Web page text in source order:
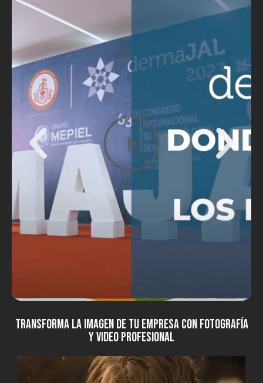
TRANSFORMA LA IMAGEN DE TU EMPRESA CON FOTOGRAFÍA
Y VIDEO PROFESIONAL